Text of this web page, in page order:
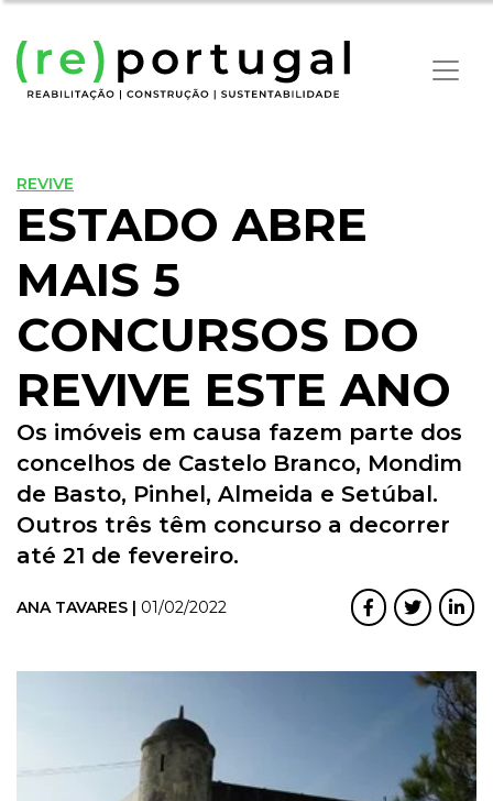
REVIVE
ESTADO ABRE
MAIS 5
CONCURSOS DO
REVIVE ESTE ANO
Os imóveis em causa fazem parte dos
concelhos de Castelo Branco, Mondim
de Basto, Pinhel, Almeida e Setúbal.
Outros três têm concurso a decorrer
até 21 de fevereiro.
ANA TAVARES | 01/02/2022